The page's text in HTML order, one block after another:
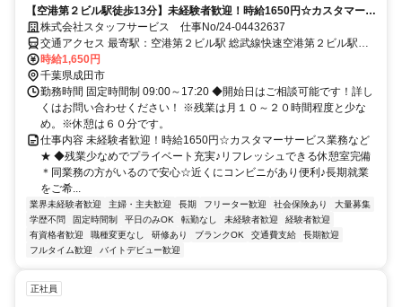
【空港第２ビル駅徒歩13分】未経験者歓迎！時給1650円☆カスタマーサ
ービス業務など★ 直接雇用実績あり！
株式会社スタッフサービス 仕事No/24-04432637
交通アクセス 最寄駅：空港第２ビル駅 総武線快速空港第２ビル駅徒
歩13分
時給1,650円
千葉県成田市
勤務時間 固定時間制 09:00～17:20 ◆開始日はご相談可能です！詳し
くはお問い合わせください！ ※残業は月１０～２０時間程度と少な
め。※休憩は６０分です。
仕事内容 未経験者歓迎！時給1650円☆カスタマーサービス業務など
★ ◆残業少なめでプライベート充実♪リフレッシュできる休憩室完備
＊同業務の方がいるので安心☆近くにコンビニがあり便利♪長期就業
をご希...
業界未経験者歓迎 主婦・主夫歓迎 長期 フリーター歓迎 社会保険あり
大量募集
学歴不問
固定時間制 平日のみOK 転勤なし 未経験者歓迎
経験者歓迎
有資格者歓迎
職種変更なし 研修あり ブランクOK 交通費支給
長期歓迎
フルタイム歓迎
バイトデビュー歓迎
正社員